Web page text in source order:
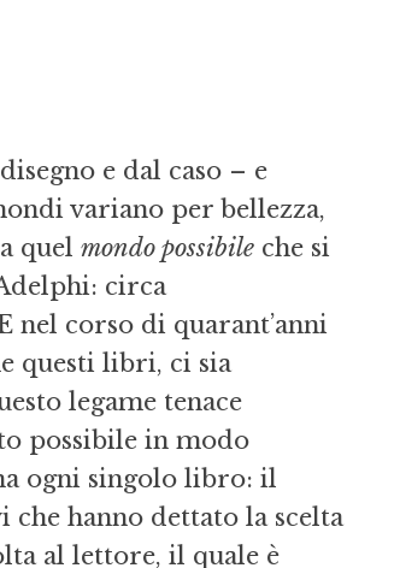
e dal caso – e
variano per bellezza,
quel mondo possibileche si
circa
corso di quarant’anni
questi libri, ci sia
legame tenace
possibile in modo
ogni singolo libro: il
hanno dettato la scelta
al lettore, il quale è